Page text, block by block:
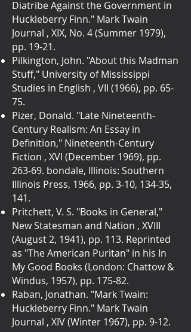
Diatribe Against the Government in
Huckleberry Finn." Mark Twain
Journal , XIX, No. 4 (Summer 1979),
pp. 19-21.
Pilkington, John. "About this Madman
Stuff," University of Mississippi
Studies in English , VII (1966), pp. 65-
75.
Pizer, Donald. "Late Nineteenth-
Century Realism: An Essay in
Definition," Nineteenth-Century
Fiction , XVI (December 1969), pp.
263-69. bondale, Illinois: Southern
Illinois Press, 1966, pp. 3-10, 134-35,
141.
Pritchett, V. S. "Books in General,"
New Statesman and Nation , XVIII
(August 2, 1941), pp. 113. Reprinted
as "The American Puritan" in his In
My Good Books (London: Chattow &
Windus, 1957), pp. 175-82.
Raban, Jonathan. "Mark Twain:
Huckleberry Finn." Mark Twain
Journal , XIV (Winter 1967), pp. 9-12.